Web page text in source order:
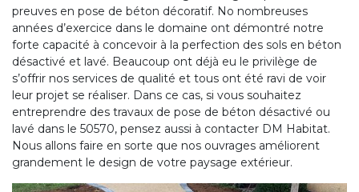
preuves en pose de béton décoratif. No nombreuses
années d’exercice dans le domaine ont démontré notre
forte capacité à concevoir à la perfection des sols en béton
désactivé et lavé. Beaucoup ont déjà eu le privilège de
s’offrir nos services de qualité et tous ont été ravi de voir
leur projet se réaliser. Dans ce cas, si vous souhaitez
entreprendre des travaux de pose de béton désactivé ou
lavé dans le 50570, pensez aussi à contacter DM Habitat.
Nous allons faire en sorte que nos ouvrages améliorent
grandement le design de votre paysage extérieur.